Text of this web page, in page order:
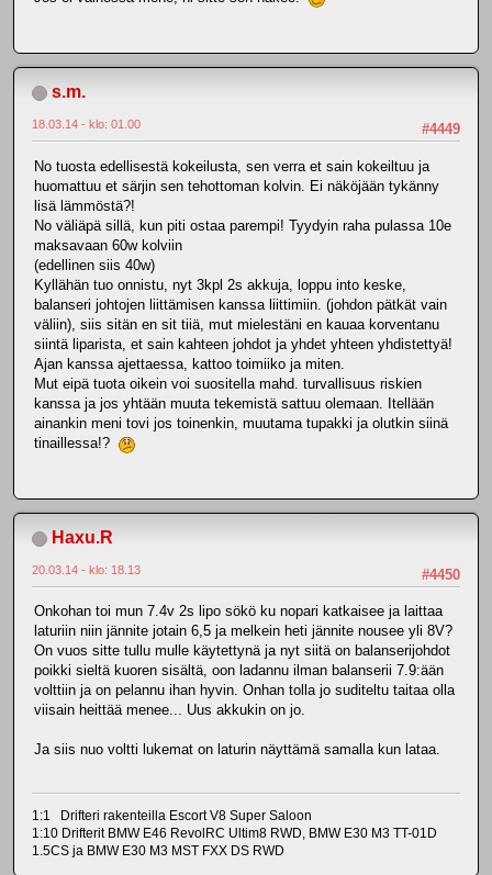
s.m.
#4449
18.03.14 - klo: 01.00
No tuosta edellisestä kokeilusta, sen verra et sain kokeiltuu ja
huomattuu et särjin sen tehottoman kolvin. Ei näköjään tykänny
lisä lämmöstä?!
No väliäpä sillä, kun piti ostaa parempi! Tyydyin raha pulassa 10e
maksavaan 60w kolviin
(edellinen siis 40w)
Kyllähän tuo onnistu, nyt 3kpl 2s akkuja, loppu into keske,
balanseri johtojen liittämisen kanssa liittimiin. (johdon pätkät vain
väliin), siis sitän en sit tiiä, mut mielestäni en kauaa korventanu
siintä liparista, et sain kahteen johdot ja yhdet yhteen yhdistettyä!
Ajan kanssa ajettaessa, kattoo toimiiko ja miten.
Mut eipä tuota oikein voi suositella mahd. turvallisuus riskien
kanssa ja jos yhtään muuta tekemistä sattuu olemaan. Itellään
ainankin meni tovi jos toinenkin, muutama tupakki ja olutkin siinä
tinaillessa!?
Haxu.R
#4450
20.03.14 - klo: 18.13
Onkohan toi mun 7.4v 2s lipo sökö ku nopari katkaisee ja laittaa
laturiin niin jännite jotain 6,5 ja melkein heti jännite nousee yli 8V?
On vuos sitte tullu mulle käytettynä ja nyt siitä on balanserijohdot
poikki sieltä kuoren sisältä, oon ladannu ilman balanserii 7.9:ään
volttiin ja on pelannu ihan hyvin. Onhan tolla jo suditeltu taitaa olla
viisain heittää menee... Uus akkukin on jo.
Ja siis nuo voltti lukemat on laturin näyttämä samalla kun lataa.
1:1 Drifteri rakenteilla Escort V8 Super Saloon
1:10 Drifterit BMW E46 RevolRC Ultim8 RWD, BMW E30 M3 TT-01D
1.5CS ja BMW E30 M3 MST FXX DS RWD